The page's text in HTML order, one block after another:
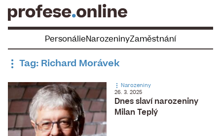
PersonálieNarozeninyZaměstnání
Tag: Richard Morávek
Dnes slaví narozeniny
Milan Teplý
Narozeniny
26. 3. 2025